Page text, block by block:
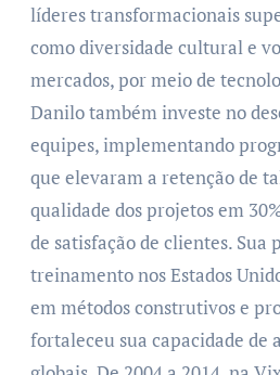
líderes transformacionais
como diversidade cultural e
mercados, por meio de
Danilo também investe no
equipes, implementando
que elevaram a retenção de
qualidade dos projetos em
de satisfação de clientes.
treinamento nos Estados
em métodos construtivos e
fortaleceu sua capacidade de